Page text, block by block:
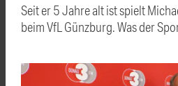
Seit er 5 Jahre alt ist spielt
beim VfL Günzburg. Was der